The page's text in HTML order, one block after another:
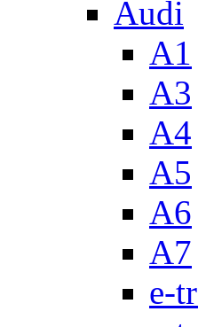
Audi
A1
A3
A4
A5
A6
A7
e-